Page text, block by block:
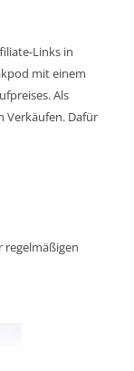
Links in
mit einem
Als
Verkäufen. Dafür
regelmäßigen